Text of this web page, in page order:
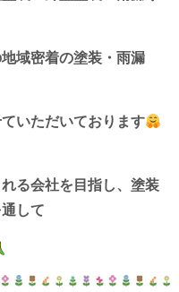
域密着の塗装・雨漏
いただいております
る会社を目指し、 塗装
して